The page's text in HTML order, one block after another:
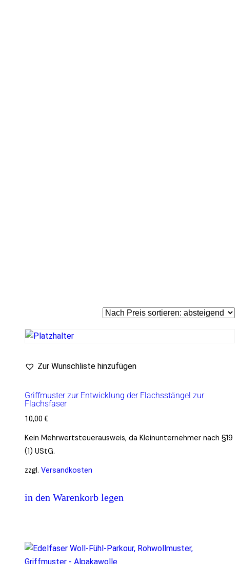
Zur Wunschliste hinzufügen
Griffmuster zur Entwicklung der Flachsstängel zur
Flachsfaser
10,00 €
Kein Mehrwertsteuerausweis, da Kleinunternehmer nach §19
(1) UStG.
zzgl. Versandkosten
in den Warenkorb legen